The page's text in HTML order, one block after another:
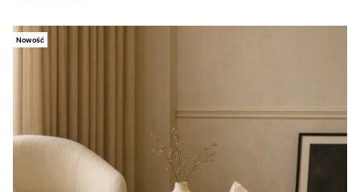
Nowość